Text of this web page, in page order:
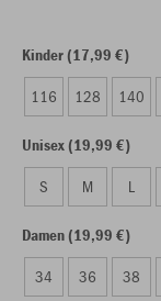
Kinder (17,99 €)
116 128 140
Unisex (19,99 €)
S M L
Damen (19,99 €)
34 36 38